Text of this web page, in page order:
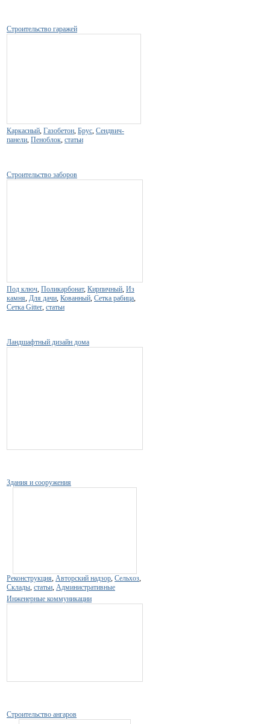
Строительство гаражей
Каркасный Газобетон Брус Сендвич-
панели Пеноблок статьи
Строительство заборов
Под ключ Поликарбонат, Кирпичный Из
камня Для дачи Кованный Сетка рабица
Сетка Gitter статьи
Ландшафтный дизайн дома
Здания и сооружения
Реконструкция Авторский надзор Сельхоз
Склады статьи Административные
Инженерные коммуникации
Строительство ангаров